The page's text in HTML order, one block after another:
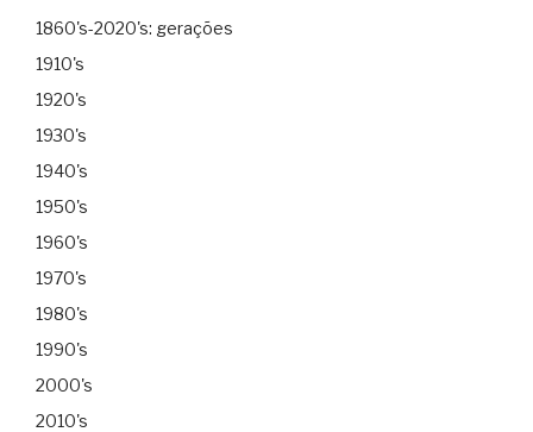
1860's-2020's: gerações
1910's
1920's
1930's
1940's
1950's
1960's
1970's
1980's
1990's
2000's
2010's